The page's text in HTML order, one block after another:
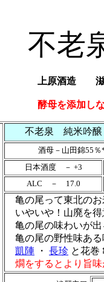
不老
上原酒造 滋
酵母を添加し
不老泉 純米吟
酒母－山田錦55
日本酒度 － +3
ALC － 17.0
亀の尾って東北のお
いやいや！山廃を得
亀の尾の味わいが出
亀の尾の野性味ある
凱陣 ・ 長珍 と花巻
燗をするとより旨